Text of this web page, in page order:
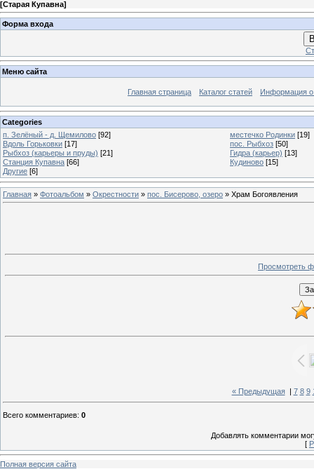
[Старая Купавна]
Форма входа
Меню сайта
Главная страница Каталог статей Информация о
Categories
п. Зелёный - д. Щемилово [92] местечко Родинки [19]
Вдоль Горьковки [17] пос. Рыбхоз [50]
Рыбхоз (карьеры и пруды) [21] Гидра (карьер) [13]
Станция Купавна [66] Кудиново [15]
Другие [6]
Главная » Фотоальбом » Окрестности » пос. Бисерово, озеро » Храм Богоявления
Просмотреть
« Предыдущая| 7 8 9
Всего комментариев: 0
Добавлять комментарии
[
Полная версия сайта